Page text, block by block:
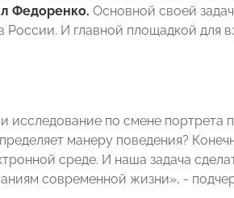
Федоренко. Основной своей
И главной площадкой для
по смене портрета
манеру поведения?
среде. И наша задача
современной жизни», -